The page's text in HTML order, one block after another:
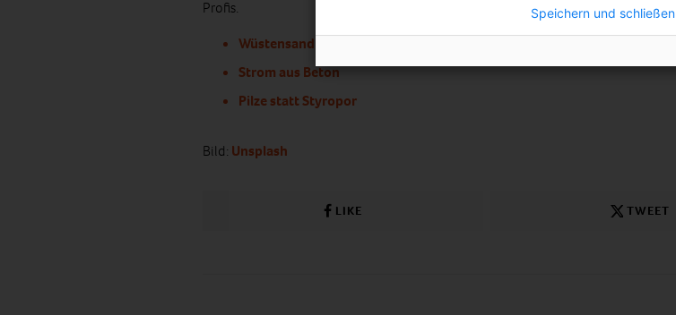
Profis.
Wüstensand zur Betonherstellung
Strom aus Beton
Pilze statt Styropor
Bild: Unsplash
LIKE TWEET
Speichern und schließen